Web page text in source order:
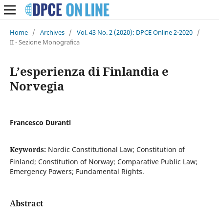
Home / Archives / Vol. 43 No. 2 (2020): DPCE Online 2-2020 /
II - Sezione Monografica
L’esperienza di Finlandia e
Norvegia
Francesco Duranti
Keywords: Nordic Constitutional Law; Constitution of
Finland; Constitution of Norway; Comparative Public Law;
Emergency Powers; Fundamental Rights.
Abstract